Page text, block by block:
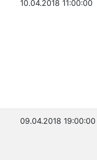
10.04.2018 11:00:00
09.04.2018 19:00:00